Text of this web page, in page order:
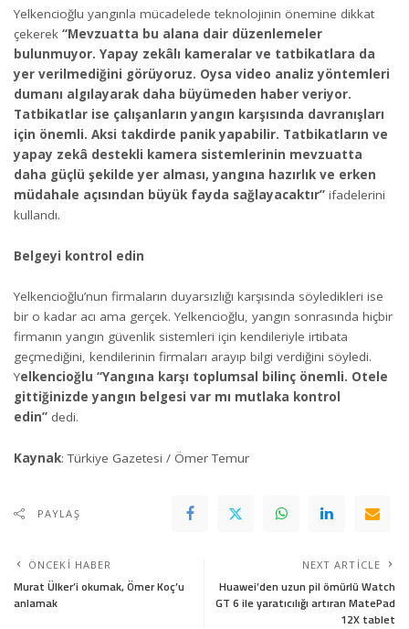
Yelkencioğlu yangınla mücadelede teknolojinin önemine dikkat
çekerek “Mevzuatta bu alana dair düzenlemeler
bulunmuyor. Yapay zekâlı kameralar ve tatbikatlara da
yer verilmediğini görüyoruz. Oysa video analiz yöntemleri
dumanı algılayarak daha büyümeden haber veriyor.
Tatbikatlar ise çalışanların yangın karşısında davranışları
için önemli. Aksi takdirde panik yapabilir. Tatbikatların ve
yapay zekâ destekli kamera sistemlerinin mevzuatta
daha güçlü şekilde yer alması, yangına hazırlık ve erken
müdahale açısından büyük fayda sağlayacaktır” ifadelerini
kullandı.
Belgeyi kontrol edin
Yelkencioğlu’nun firmaların duyarsızlığı karşısında söyledikleri ise
bir o kadar acı ama gerçek. Yelkencioğlu, yangın sonrasında hiçbir
firmanın yangın güvenlik sistemleri için kendileriyle irtibata
geçmediğini, kendilerinin firmaları arayıp bilgi verdiğini söyledi.
Yelkencioğlu “Yangına karşı toplumsal bilinç önemli. Otele
gittiğinizde yangın belgesi var mı mutlaka kontrol
edin” dedi.
Kaynak: Türkiye Gazetesi / Ömer Temur
PAYLAŞ
ÖNCEKI HABER
Murat Ülker’i okumak, Ömer Koç’u
anlamak
NEXT ARTICLE
Huawei’den uzun pil ömürlü Watch
GT 6 ile yaratıcılığı artıran MatePad
12X tablet